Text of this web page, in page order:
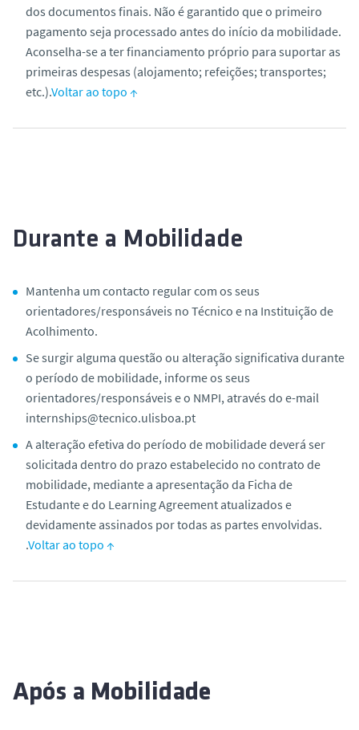
dos documentos finais. Não é garantido que o primeiro
pagamento seja processado antes do início da mobilidade.
Aconselha-se a ter financiamento próprio para suportar as
primeiras despesas (alojamento; refeições; transportes;
etc.).Voltar ao topo ↑
Durante a Mobilidade
Mantenha um contacto regular com os seus
orientadores/responsáveis no Técnico e na Instituição de
Acolhimento.
Se surgir alguma questão ou alteração significativa durante
o período de mobilidade, informe os seus
orientadores/responsáveis e o NMPI, através do e-mail
internships@tecnico.ulisboa.pt
A alteração efetiva do período de mobilidade deverá ser
solicitada dentro do prazo estabelecido no contrato de
mobilidade, mediante a apresentação da Ficha de
Estudante e do Learning Agreement atualizados e
devidamente assinados por todas as partes envolvidas.
.Voltar ao topo ↑
Após a Mobilidade